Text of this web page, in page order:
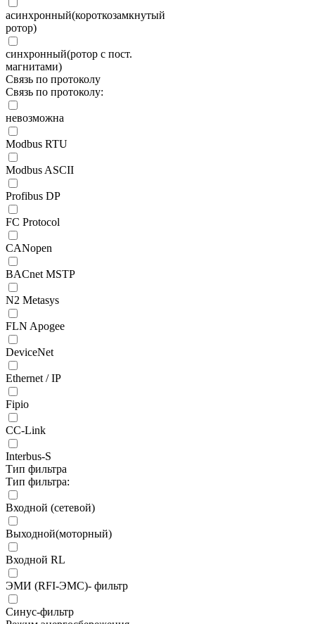
асинхронный(короткозамкнутый
ротор)
синхронный(ротор с пост.
магнитами)
Связь по протоколу
Связь по протоколу:
невозможна
Modbus RTU
Modbus ASCII
Profibus DP
FC Protocol
CANopen
BACnet MSTP
N2 Metasys
FLN Apogee
DeviceNet
Ethernet / IP
Fipio
CC-Link
Interbus-S
Тип фильтра
Тип фильтра:
Входной (сетевой)
Выходной(моторный)
Входной RL
ЭМИ (RFI-ЭМС)- фильтр
Синус-фильтр